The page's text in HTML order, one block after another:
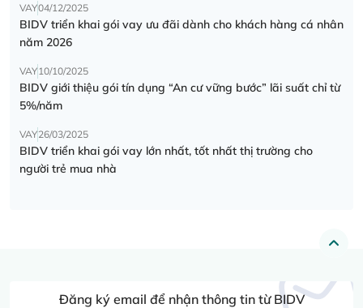
VAY04/12/2025
BIDV triển khai gói vay ưu đãi dành cho khách hàng cá nhân
năm 2026
VAY10/10/2025
BIDV giới thiệu gói tín dụng “An cư vững bước” lãi suất chỉ từ
5%/năm
VAY26/03/2025
BIDV triển khai gói vay lớn nhất, tốt nhất thị trường cho
người trẻ mua nhà
Đăng ký email để nhận thông tin từ BIDV